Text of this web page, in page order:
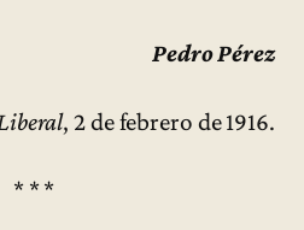
Pedro Pérez
, 2 de febrero de 1916.
* * *